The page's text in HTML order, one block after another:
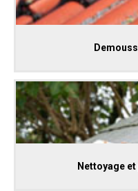
Nettoyage